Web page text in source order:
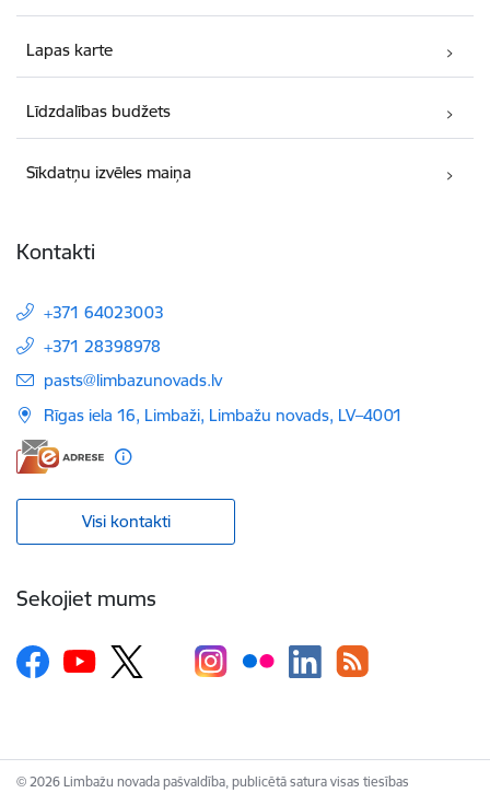
Lapas karte
Līdzdalības budžets
Sīkdatņu izvēles maiņa
Kontakti
+371 64023003
+371 28398978
E-pasts:
pasts@limbazunovads.lv
Rīgas iela 16, Limbaži, Limbažu novads, LV–4001
Visi kontakti
Sekojiet mums
© 2026 Limbažu novada pašvaldība, publicētā satura visas tiesības